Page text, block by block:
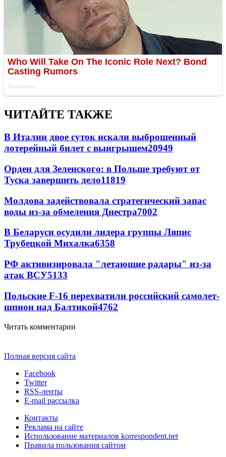
ЧИТАЙТЕ ТАКЖЕ
В Италии двое суток искали выброшенный
лотерейный билет с выигрышем20949
Орден для Зеленского: в Польше требуют от
Туска завершить дело11819
Молдова задействовала стратегический запас
воды из-за обмеления Днестра7002
В Беларуси осудили лидера группы Ляпис
Трубецкой Михалка6358
РФ активизировала "летающие радары" из-за
атак ВСУ5133
Польские F-16 перехватили российский самолет-
шпион над Балтикой4762
Читать комментарии
Полная версия сайта
Facebook
Twitter
RSS-ленты
E-mail рассылка
Контакты
Реклама на сайте
Использование материалов korrespondent.net
Правила пользования сайтом